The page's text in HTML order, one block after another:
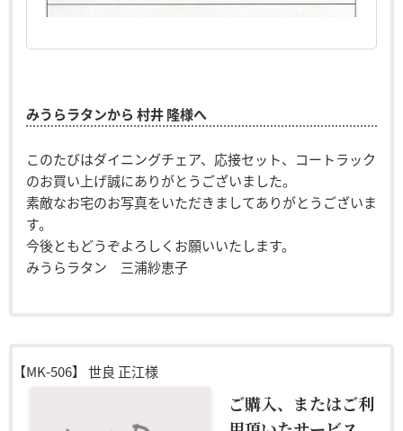
みうらラタンから 村井 隆様へ
このたびはダイニングチェア、応接セット、コートラック
のお買い上げ誠にありがとうございました。
素敵なお宅のお写真をいただきましてありがとうございま
す。
今後ともどうぞよろしくお願いいたします。
みうらラタン 三浦紗恵子
【MK-506】 世良 正江様
ご購入、またはご利